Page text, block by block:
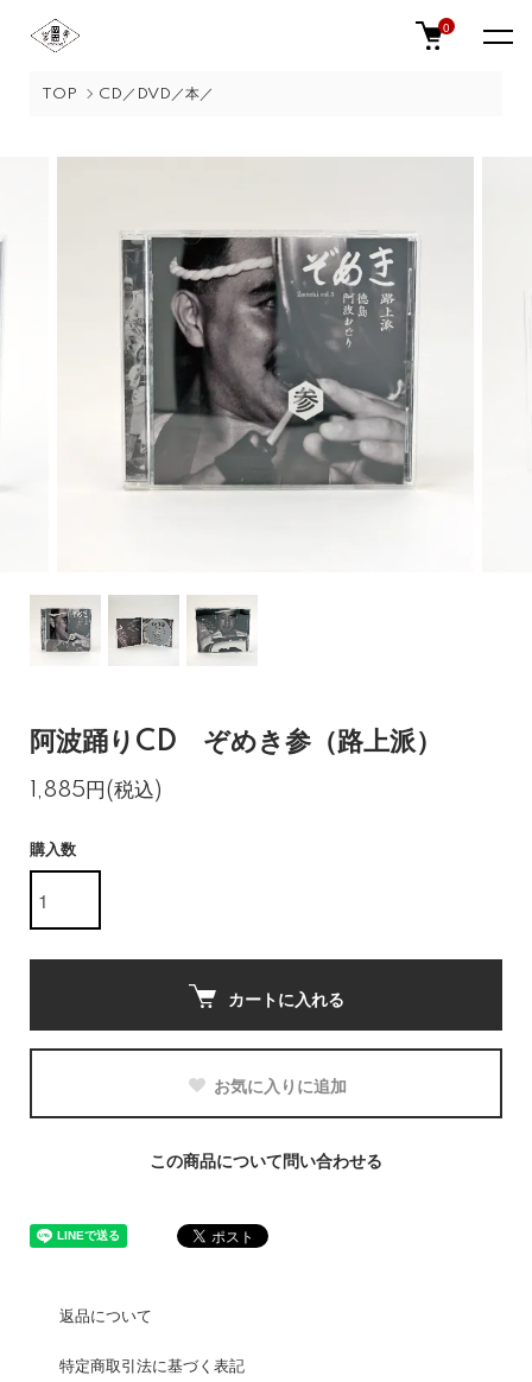
0
TOP CD／DVD／本／
阿波踊りCD ぞめき参（路上派）
1,885円(税込)
購入数
カートに入れる
お気に入りに追加
この商品について問い合わせる
返品について
特定商取引法に基づく表記